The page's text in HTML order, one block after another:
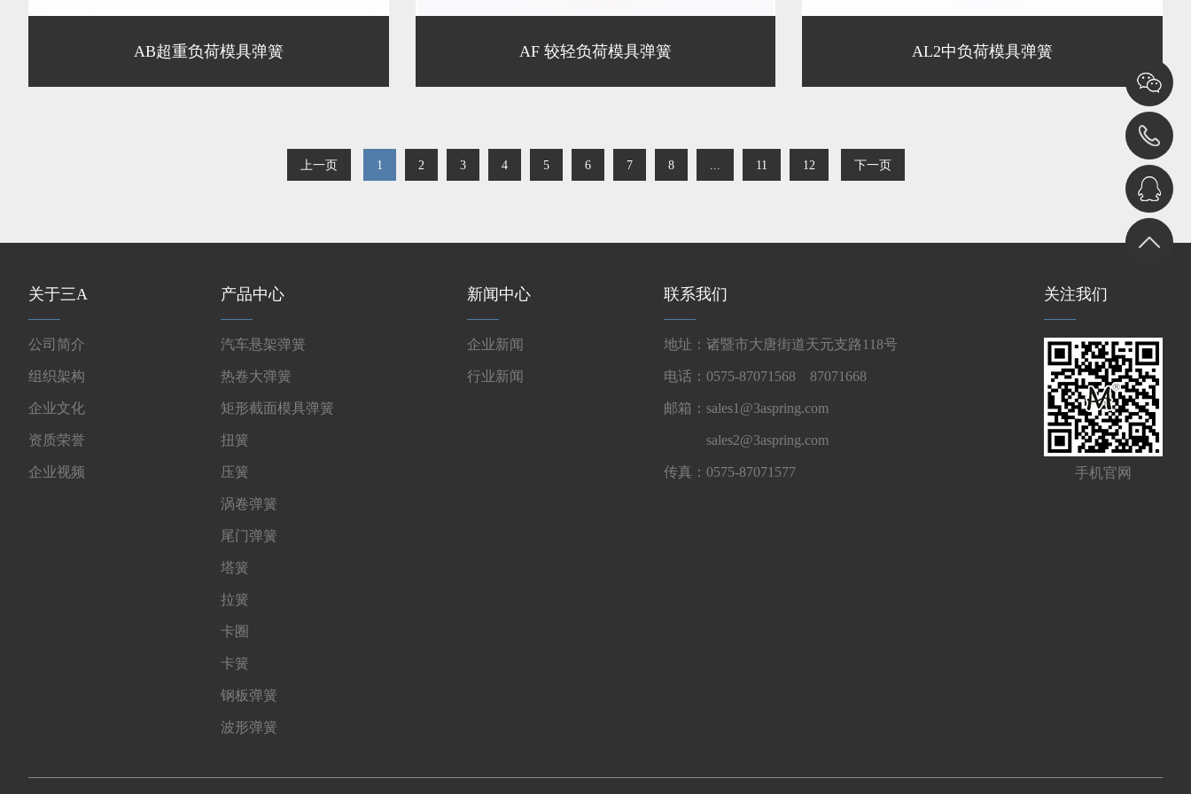
AB超重负荷模具弹簧 AF 较轻负荷模具弹簧 AL2中负荷模具弹簧
上一页 1 2 3 4 5 6 7 8 ... 11 12 下一页
关于三A
公司简介
组织架构
企业文化
资质荣誉
企业视频
产品中心
汽车悬架弹簧
热卷大弹簧
矩形截面模具弹簧
扭簧
压簧
涡卷弹簧
尾门弹簧
塔簧
拉簧
卡圈
卡簧
钢板弹簧
波形弹簧
新闻中心
企业新闻
行业新闻
联系我们
地址：诸暨市大唐街道天元支路118号
电话：0575-87071568 87071668
邮箱：sales1@3aspring.com
sales2@3aspring.com
传真：0575-87071577
关注我们
手机官网